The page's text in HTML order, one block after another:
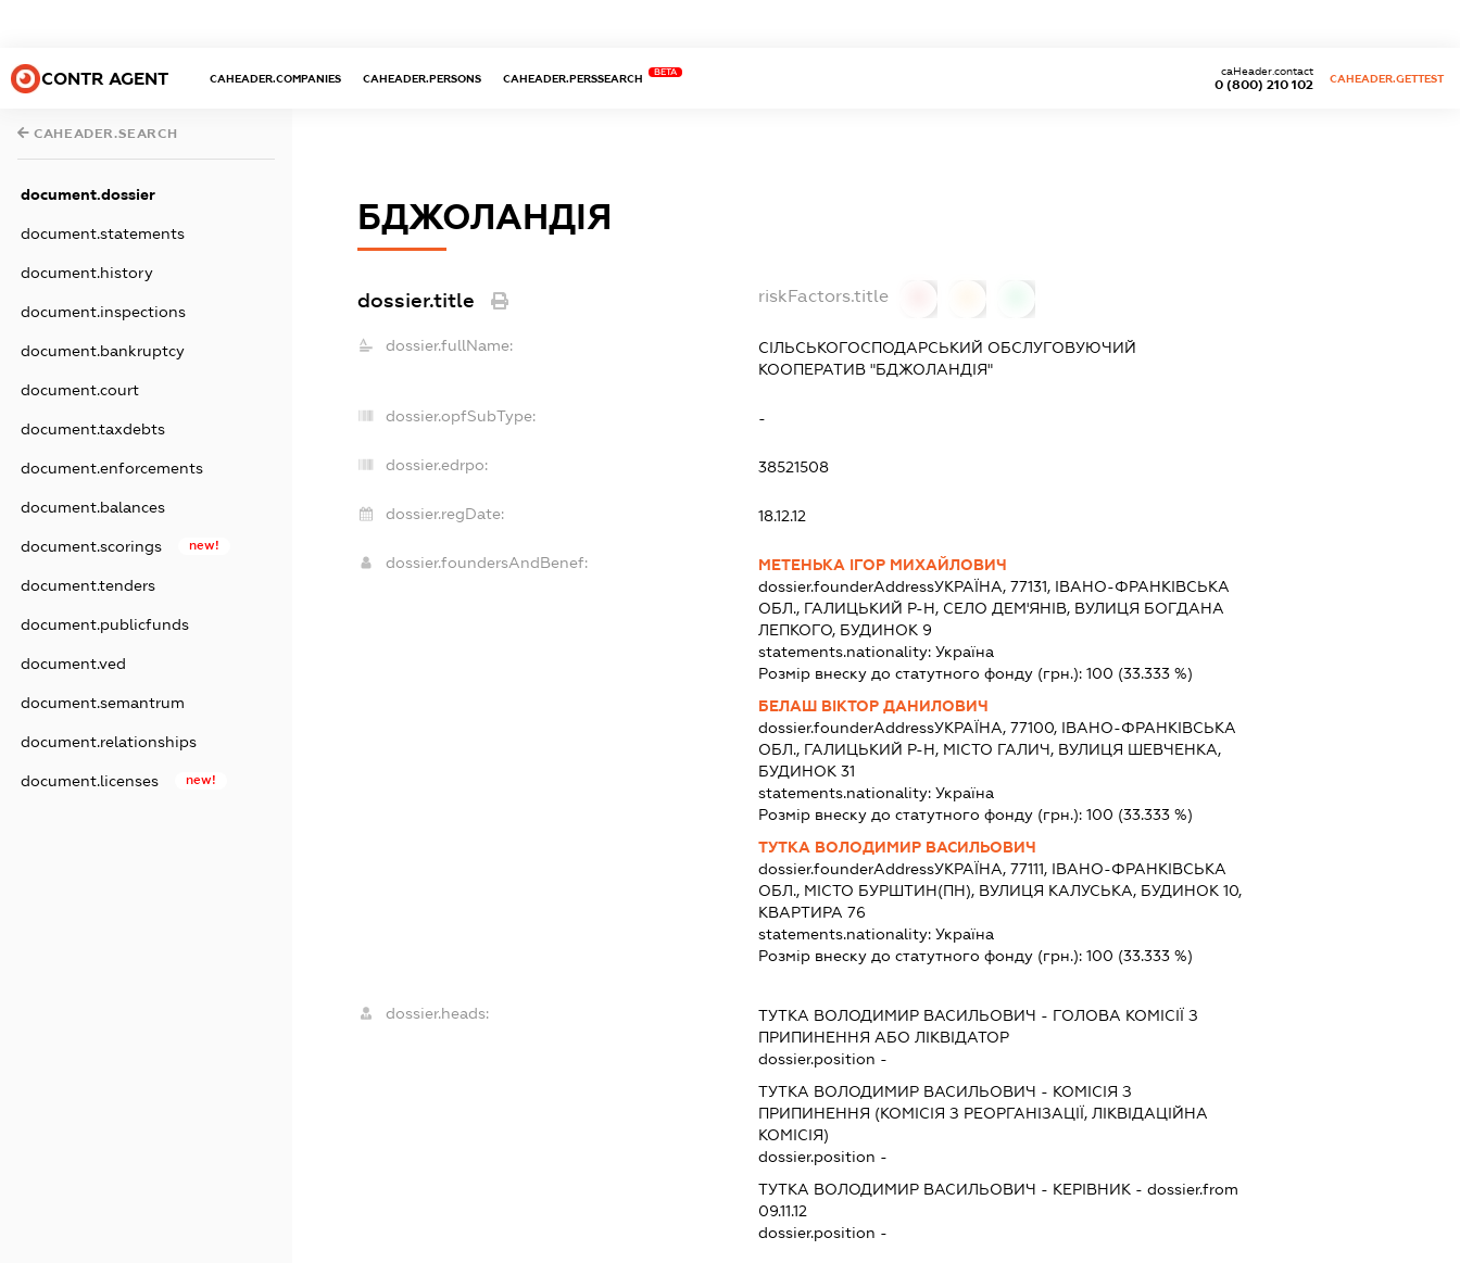
CONTR AGENT CAHEADER.COMPANIES CAHEADER.PERSONS CAHEADER.PERSSEARCH
BETA
0 (800) 210 102
caHeader.contact
CAHEADER.GETTEST
CAHEADER.SEARCH
document.dossier
document.statements
document.history
document.inspections
document.bankruptcy
document.court
document.taxdebts
document.enforcements
document.balances
document.scorings new!
document.tenders
document.publicfunds
document.ved
document.semantrum
document.relationships
document.licenses new!
БДЖОЛАНДІЯ
dossier.title riskFactors.title
dossier.fullName:
СІЛЬСЬКОГОСПОДАРСЬКИЙ ОБСЛУГОВУЮЧИЙ
КООПЕРАТИВ "БДЖОЛАНДІЯ"
dossier.opfSubType: -
dossier.edrpo: 38521508
dossier.regDate: 18.12.12
dossier.foundersAndBenef:
МЕТЕНЬКА ІГОР МИХАЙЛОВИЧ
dossier.founderAddressУКРАЇНА, 77131, ІВАНО-ФРАНКІВСЬКА
ОБЛ., ГАЛИЦЬКИЙ Р-Н, СЕЛО ДЕМ'ЯНІВ, ВУЛИЦЯ БОГДАНА
ЛЕПКОГО, БУДИНОК 9
statements.nationality:Україна
Розмір внеску до статутного фонду (грн.):100 (33.333 %)
БЕЛАШ ВІКТОР ДАНИЛОВИЧ
dossier.founderAddressУКРАЇНА, 77100, ІВАНО-ФРАНКІВСЬКА
ОБЛ., ГАЛИЦЬКИЙ Р-Н, МІСТО ГАЛИЧ, ВУЛИЦЯ ШЕВЧЕНКА,
БУДИНОК 31
statements.nationality:Україна
Розмір внеску до статутного фонду (грн.):100 (33.333 %)
ТУТКА ВОЛОДИМИР ВАСИЛЬОВИЧ
dossier.founderAddressУКРАЇНА, 77111, ІВАНО-ФРАНКІВСЬКА
ОБЛ., МІСТО БУРШТИН(ПН), ВУЛИЦЯ КАЛУСЬКА, БУДИНОК 10,
КВАРТИРА 76
statements.nationality:Україна
Розмір внеску до статутного фонду (грн.):100 (33.333 %)
dossier.heads: ТУТКА ВОЛОДИМИР ВАСИЛЬОВИЧ - ГОЛОВА КОМІСІЇ З
ПРИПИНЕННЯ АБО ЛІКВІДАТОР
dossier.position -
ТУТКА ВОЛОДИМИР ВАСИЛЬОВИЧ - КОМІСІЯ З
ПРИПИНЕННЯ (КОМІСІЯ З РЕОРГАНІЗАЦІЇ, ЛІКВІДАЦІЙНА
КОМІСІЯ)
dossier.position -
ТУТКА ВОЛОДИМИР ВАСИЛЬОВИЧ - КЕРІВНИК - dossier.from
09.11.12
dossier.position -